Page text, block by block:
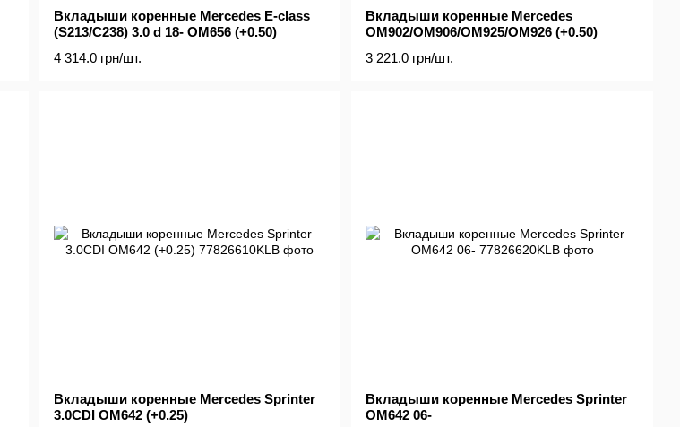
Вкладыши коренные Mercedes E-class
(S213/C238) 3.0 d 18- OM656 (+0.50)
4 314.0 грн/шт.
Вкладыши коренные Mercedes
OM902/OM906/OM925/OM926 (+0.50)
3 221.0 грн/шт.
Вкладыши коренные Mercedes Sprinter
3.0CDI OM642 (+0.25)
Вкладыши коренные Mercedes Sprinter
OM642 06-